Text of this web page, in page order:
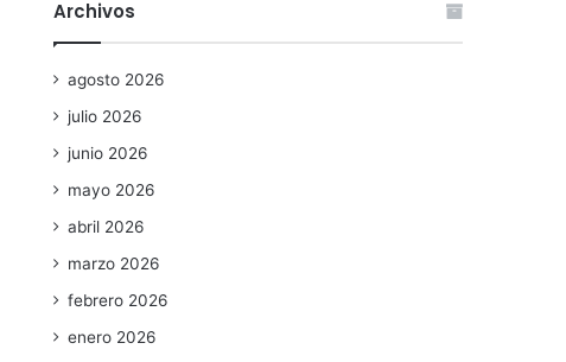
Archivos
agosto 2026
julio 2026
junio 2026
mayo 2026
abril 2026
marzo 2026
febrero 2026
enero 2026